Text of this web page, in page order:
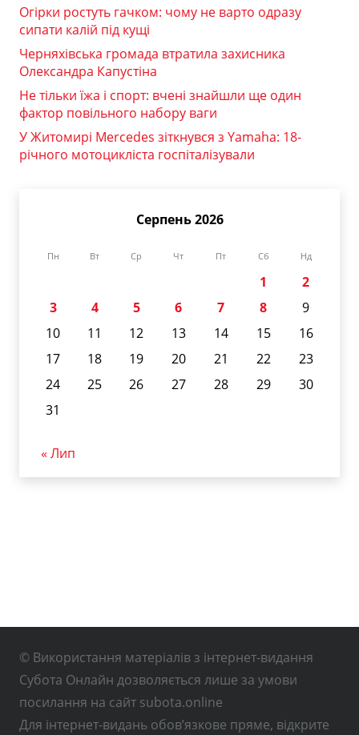
Огірки ростуть гачком: чому не варто одразу
сипати калій під кущі
Черняхівська громада втратила захисника
Олександра Капустіна
Не тільки їжа і спорт: вчені знайшли ще один
фактор повільного набору ваги
У Житомирі Mercedes зіткнувся з Yamaha: 18-
річного мотоцикліста госпіталізували
Серпень 2026
Пн Вт Ср Чт Пт Сб Нд
1
2
3
4 5 6 7 8
9
10
11 12 13 14 15
16
17
18 19 20 21 22
23
24
25 26 27 28 29
30
31
« Лип
© Використання матеріалів з інтернет-видання
Субота Онлайн дозволяється лише за умови
посилання на сайт subota.online
Для інтернет-видань обов’язкове пряме, відкрите